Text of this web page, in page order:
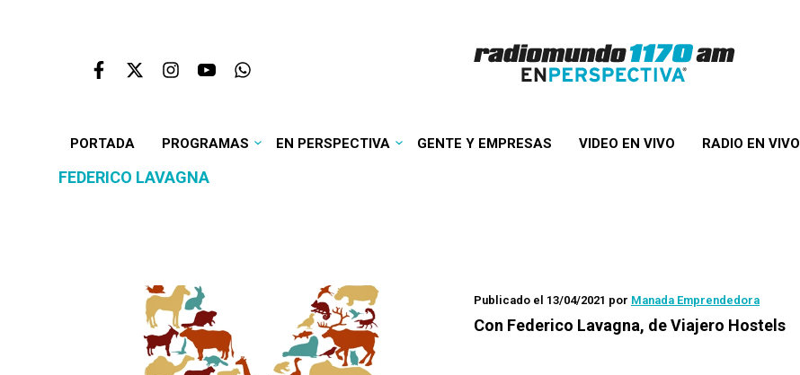
PORTADA PROGRAMAS EN PERSPECTIVA GENTE Y EMPRESAS VIDEO EN VIVO RADIO EN VIVO
FEDERICO LAVAGNA
Publicado el 13/04/2021 por Manada Emprendedora
Con Federico Lavagna, de Viajero Hostels